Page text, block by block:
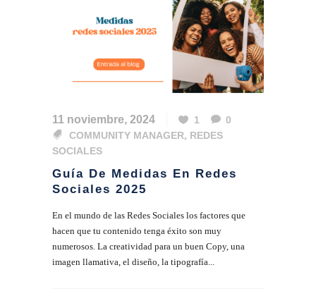
11 noviembre, 2024 1
0
COMMUNITY MANAGER, REDES
SOCIALES
Guía De Medidas En Redes
Sociales 2025
En el mundo de las Redes Sociales los factores que
hacen que tu contenido tenga éxito son muy
numerosos. La creatividad para un buen Copy, una
imagen llamativa, el diseño, la tipografía...